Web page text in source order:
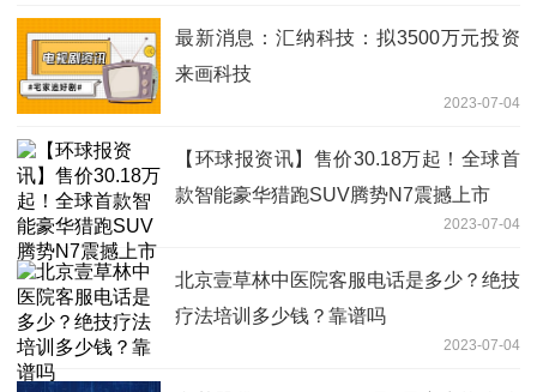
最新消息：汇纳科技：拟3500万元投资
来画科技
2023-07-04
【环球报资讯】售价30.18万起！全球首
款智能豪华猎跑SUV腾势N7震撼上市
2023-07-04
北京壹草林中医院客服电话是多少？绝技
疗法培训多少钱？靠谱吗
2023-07-04